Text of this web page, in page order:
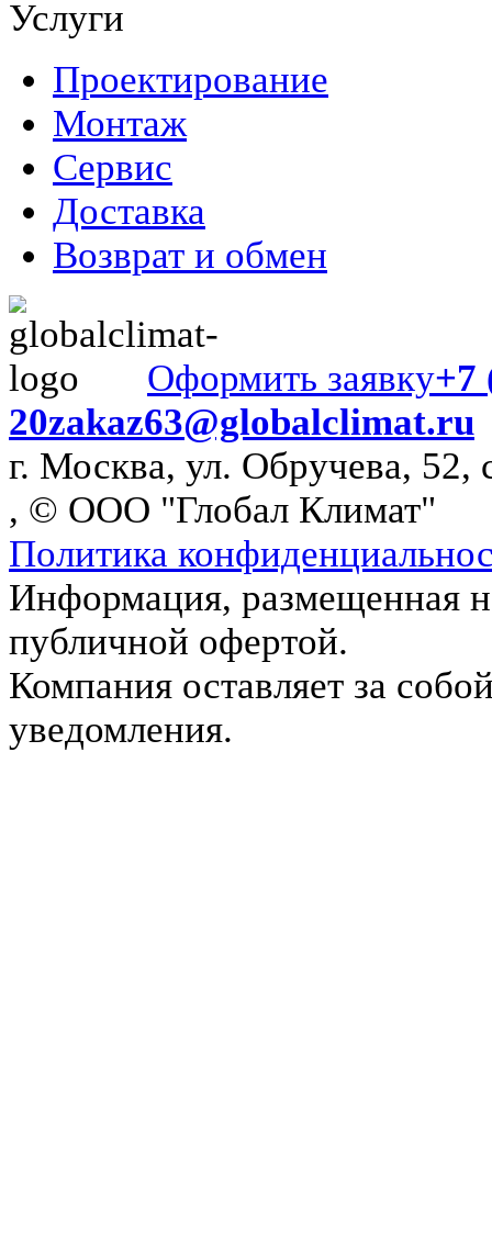
Услуги
Проектирование
Монтаж
Сервис
Доставка
Возврат и обмен
Оформить заявку+7
20zakaz63@globalclimat.ru
г. Москва, ул. Обручева, 52,
, © ООО "Глобал Климат"
Политика
Информация, размещенная
публичной офертой.
Компания оставляет за
уведомления.